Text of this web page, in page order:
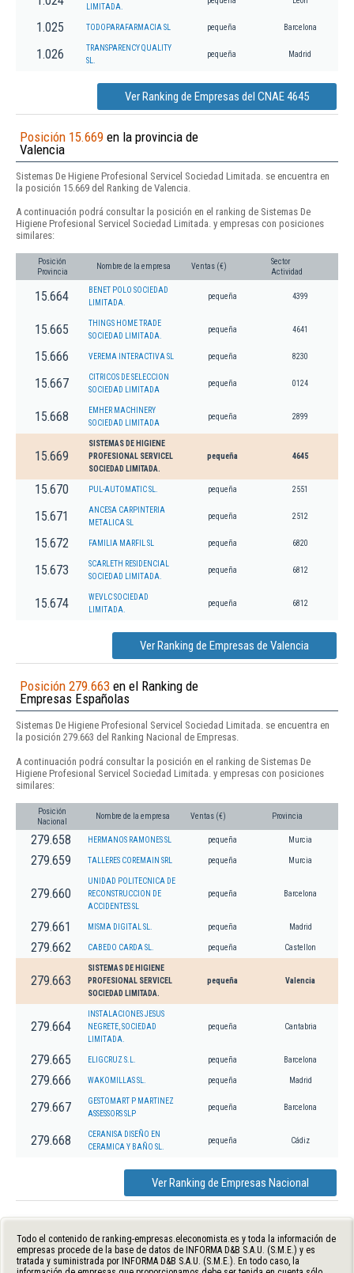
LIMITADA.
1.025 TODOPARAFARMACIA SL pequeña Barcelona
1.026
TRANSPARENCY QUALITY
SL.
pequeña Madrid
Ver Ranking de Empresas del CNAE 4645
Posición 15.669 en la provincia de
Valencia
Sistemas De Higiene Profesional Servicel Sociedad Limitada. se encuentra en
la posición 15.669 del Ranking de Valencia.
A continuación podrá consultar la posición en el ranking de Sistemas De
Higiene Profesional Servicel Sociedad Limitada. y empresas con posiciones
similares:
Posición
Provincia
Nombre de la empresa Ventas (€)
Sector
Actividad
15.664
BENET POLO SOCIEDAD
LIMITADA.
pequeña 4399
15.665
THINGS HOME TRADE
SOCIEDAD LIMITADA.
pequeña 4641
15.666 VEREMA INTERACTIVA SL pequeña 8230
15.667
CITRICOS DE SELECCION
SOCIEDAD LIMITADA
pequeña 0124
15.668
EMHER MACHINERY
SOCIEDAD LIMITADA
pequeña 2899
15.669
SISTEMAS DE HIGIENE
PROFESIONAL SERVICEL
SOCIEDAD LIMITADA.
pequeña 4645
15.670 PUL-AUTOMATIC SL. pequeña 2551
15.671
ANCESA CARPINTERIA
METALICA SL
pequeña 2512
15.672 FAMILIA MARFIL SL pequeña 6820
15.673
SCARLETH RESIDENCIAL
SOCIEDAD LIMITADA.
pequeña 6812
15.674
WEVLC SOCIEDAD
LIMITADA.
pequeña 6812
Ver Ranking de Empresas de Valencia
Posición 279.663 en el Ranking de
Empresas Españolas
Sistemas De Higiene Profesional Servicel Sociedad Limitada. se encuentra en
la posición 279.663 del Ranking Nacional de Empresas.
A continuación podrá consultar la posición en el ranking de Sistemas De
Higiene Profesional Servicel Sociedad Limitada. y empresas con posiciones
similares:
Posición
Nacional
Nombre de la empresa Ventas (€) Provincia
279.658 HERMANOS RAMONES SL pequeña Murcia
279.659 TALLERES COREMAIN SRL pequeña Murcia
279.660
UNIDAD POLITECNICA DE
RECONSTRUCCION DE
ACCIDENTES SL
pequeña Barcelona
279.661 MISMA DIGITAL SL. pequeña Madrid
279.662 CABEDO CARDA SL. pequeña Castellon
279.663
SISTEMAS DE HIGIENE
PROFESIONAL SERVICEL
SOCIEDAD LIMITADA.
pequeña Valencia
279.664
INSTALACIONES JESUS
NEGRETE, SOCIEDAD
LIMITADA.
pequeña Cantabria
279.665 ELIGCRUZ S.L. pequeña Barcelona
279.666 WAKOMILLAS SL. pequeña Madrid
279.667
GESTOMART P MARTINEZ
ASSESSORS SLP
pequeña Barcelona
279.668
CERANISA DISEÑO EN
CERAMICA Y BAÑO SL.
pequeña Cádiz
Ver Ranking de Empresas Nacional
Todo el contenido de ranking-empresas.eleconomista.es y toda la información de
empresas procede de la base de datos de INFORMA D&B S.A.U. (S.M.E.) y es
tratada y suministrada por INFORMA D&B S.A.U. (S.M.E.). En todo caso, la